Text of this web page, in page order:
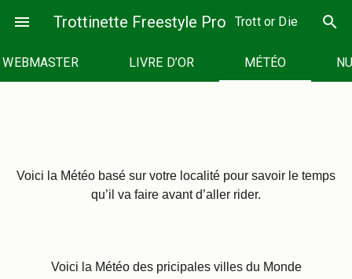
menu Trottinette Freestyle Pro Trott or Die search
LIVRE D’OR MÉTÉO
Voici la Météo basé sur votre localité pour savoir le temps
qu’il va faire avant d’aller rider.
Voici la Météo des pricipales villes du Monde